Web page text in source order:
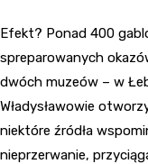
Efekt? Ponad 400
spreparowanych
dwóch muzeów – w
Władysławowie
niektóre źródła
nieprzerwanie,